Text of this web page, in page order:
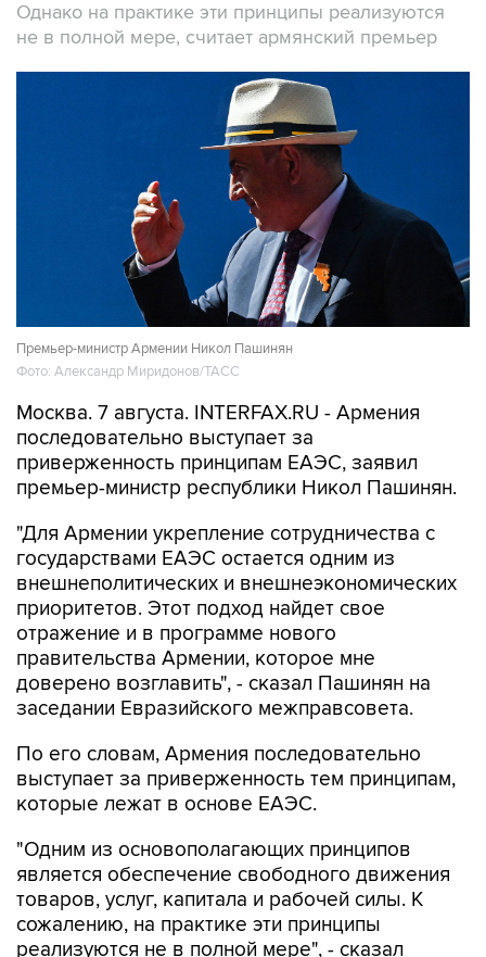
Однако на практике эти принципы реализуются
не в полной мере, считает армянский премьер
Премьер-министр Армении Никол Пашинян
Фото: Александр Миридонов/ТАСС
Москва. 7 августа. INTERFAX.RU - Армения
последовательно выступает за
приверженность принципам ЕАЭС, заявил
премьер-министр республики Никол Пашинян.
"Для Армении укрепление сотрудничества с
государствами ЕАЭС остается одним из
внешнеполитических и внешнеэкономических
приоритетов. Этот подход найдет свое
отражение и в программе нового
правительства Армении, которое мне
доверено возглавить", - сказал Пашинян на
заседании Евразийского межправсовета.
По его словам, Армения последовательно
выступает за приверженность тем принципам,
которые лежат в основе ЕАЭС.
"Одним из основополагающих принципов
является обеспечение свободного движения
товаров, услуг, капитала и рабочей силы. К
сожалению, на практике эти принципы
реализуются не в полной мере", - сказал